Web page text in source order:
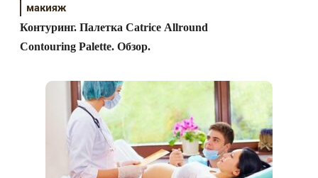
макияж
Контуринг. Палетка Catrice Allround
Contouring Palette. Обзор.